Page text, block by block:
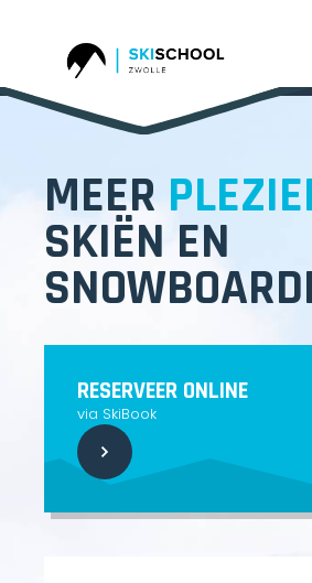
MEER
SKIËN EN
RESERVEER ONLINE
via SkiBook